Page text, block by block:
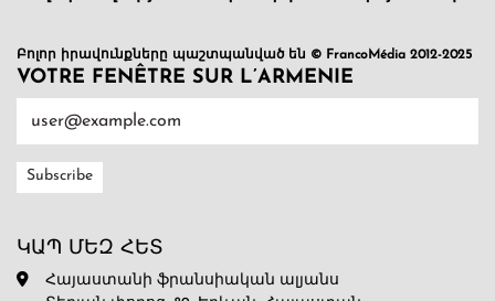
Բոլոր իրավունքները պաշտպանված են © FrancoMédia 2012-2025
VOTRE FENÊTRE SUR L’ARMENIE
ԿԱՊ ՄԵԶ ՀԵՏ
Հայաստանի ֆրանսիական ալյանս